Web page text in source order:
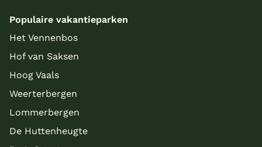
Populaire vakantieparken
Het Vennenbos
Hof van Saksen
Hoog Vaals
Weerterbergen
Lommerbergen
De Huttenheugte